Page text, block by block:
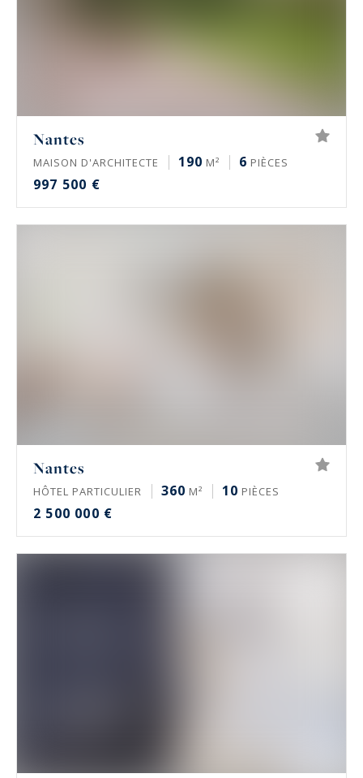
Nantes
MAISON D'ARCHITECTE 190 M² 6 PIÈCES
997 500 €
Nantes
HÔTEL PARTICULIER 360 M² 10 PIÈCES
2 500 000 €